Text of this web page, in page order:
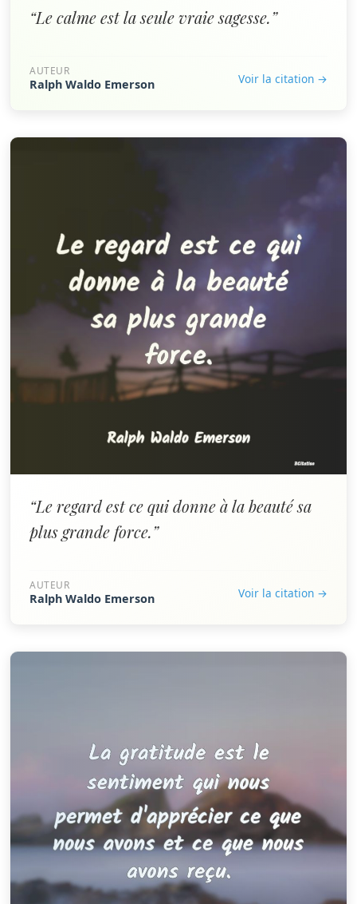
“Le calme est la seule vraie sagesse.”
AUTEUR
Ralph Waldo Emerson Voir la citation →
“Le regard est ce qui donne à la beauté sa
plus grande force.”
AUTEUR
Ralph Waldo Emerson Voir la citation →